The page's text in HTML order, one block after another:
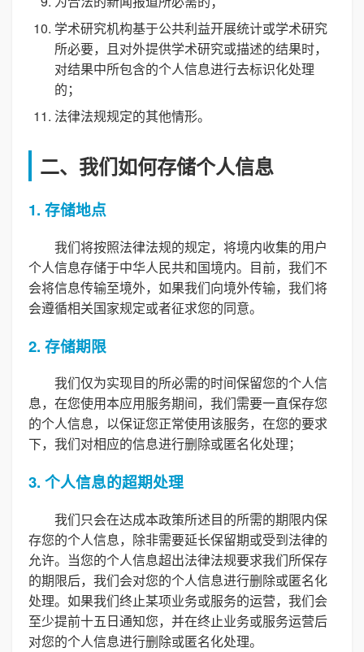
学术研究机构基于公共利益开展统计或学术研究
所必要，且对外提供学术研究或描述的结果时，
对结果中所包含的个人信息进行去标识化处理
的；
法律法规规定的其他情形。
二、我们如何存储个人信息
1. 存储地点
我们将按照法律法规的规定，将境内收集的用户
个人信息存储于中华人民共和国境内。目前，我们不
会将信息传输至境外，如果我们向境外传输，我们将
会遵循相关国家规定或者征求您的同意。
2. 存储期限
我们仅为实现目的所必需的时间保留您的个人信
息，在您使用本应用服务期间，我们需要一直保存您
的个人信息，以保证您正常使用该服务，在您的要求
下，我们对相应的信息进行删除或匿名化处理；
3. 个人信息的超期处理
我们只会在达成本政策所述目的所需的期限内保
存您的个人信息，除非需要延长保留期或受到法律的
允许。当您的个人信息超出法律法规要求我们所保存
的期限后，我们会对您的个人信息进行删除或匿名化
处理。如果我们终止某项业务或服务的运营，我们会
至少提前十五日通知您，并在终止业务或服务运营后
对您的个人信息进行删除或匿名化处理。